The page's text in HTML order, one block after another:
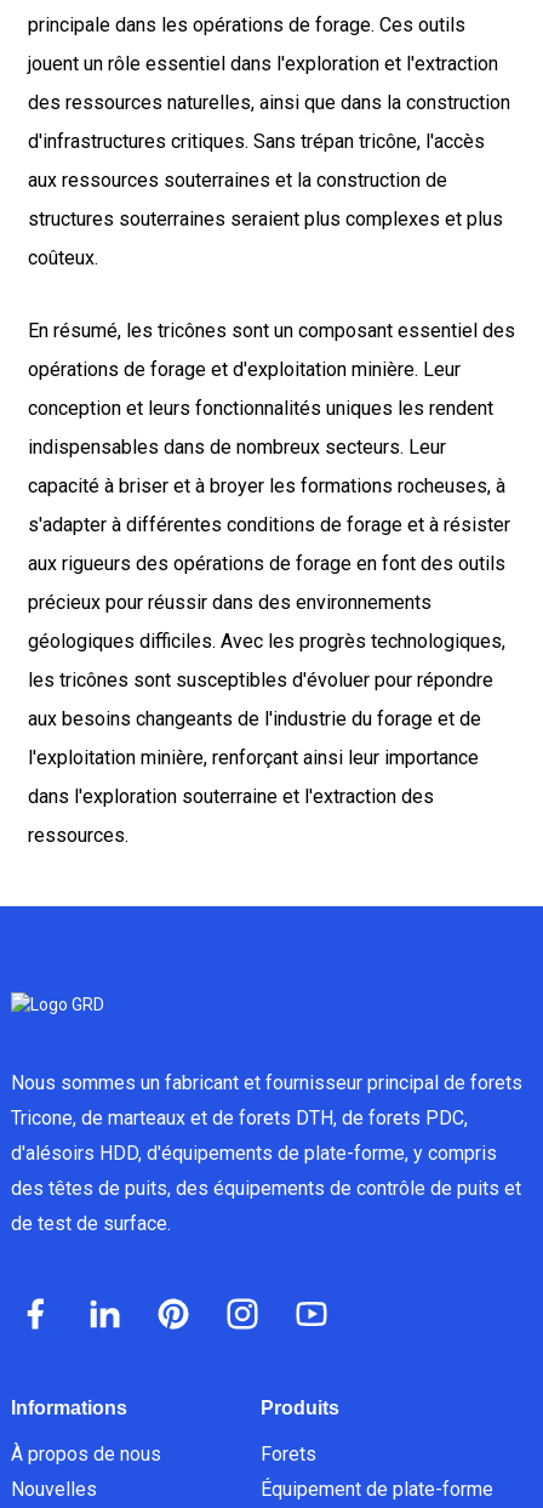
principale dans les opérations de forage. Ces outils
jouent un rôle essentiel dans l'exploration et l'extraction
des ressources naturelles, ainsi que dans la construction
d'infrastructures critiques. Sans trépan tricône, l'accès
aux ressources souterraines et la construction de
structures souterraines seraient plus complexes et plus
coûteux.
En résumé, les tricônes sont un composant essentiel des
opérations de forage et d'exploitation minière. Leur
conception et leurs fonctionnalités uniques les rendent
indispensables dans de nombreux secteurs. Leur
capacité à briser et à broyer les formations rocheuses, à
s'adapter à différentes conditions de forage et à résister
aux rigueurs des opérations de forage en font des outils
précieux pour réussir dans des environnements
géologiques difficiles. Avec les progrès technologiques,
les tricônes sont susceptibles d'évoluer pour répondre
aux besoins changeants de l'industrie du forage et de
l'exploitation minière, renforçant ainsi leur importance
dans l'exploration souterraine et l'extraction des
ressources.
Nous sommes un fabricant et fournisseur principal de forets
Tricone, de marteaux et de forets DTH, de forets PDC,
d'alésoirs HDD, d'équipements de plate-forme, y compris
des têtes de puits, des équipements de contrôle de puits et
de test de surface.
Informations
À propos de nous
Nouvelles
Produits
Forets
Équipement de plate-forme